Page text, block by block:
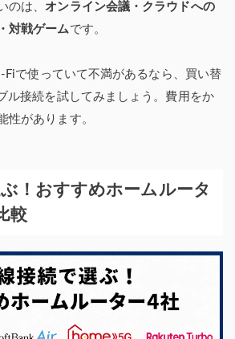
のは、 オンライン会議・クラウドへの
対戦ゲームです。
で使っていて不満があるなら、買い替
ル接続を試してみましょう。費用をか
性があります。
！おすすめホームルータ
較